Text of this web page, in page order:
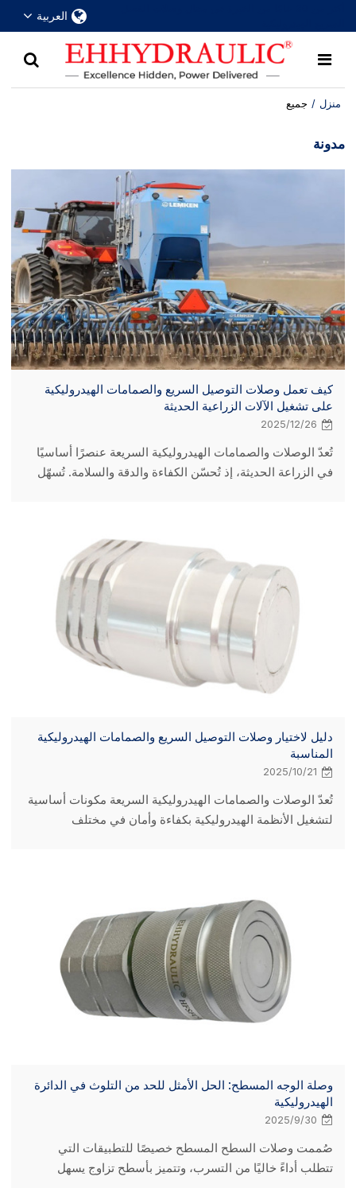
العربية
منزل / جميع
مدونة
كيف تعمل وصلات التوصيل السريع والصمامات الهيدروليكية
على تشغيل الآلات الزراعية الحديثة
2025/12/26
تُعدّ الوصلات والصمامات الهيدروليكية السريعة عنصرًا أساسيًا
في الزراعة الحديثة، إذ تُحسّن الكفاءة والدقة والسلامة. تُسهّل
الزراعة الدقيقة مثل البذر بمعدلات متغيرة والرش الموجّه. تمنع
التصاميم المتقدمة، مثل الوصلات ذات الوجه المسطح، تسرب
السوائل وتلوثها، وهو أمر ضروري للبيئة.
دليل لاختيار وصلات التوصيل السريع والصمامات الهيدروليكية
المناسبة
2025/10/21
تُعدّ الوصلات والصمامات الهيدروليكية السريعة مكونات أساسية
لتشغيل الأنظمة الهيدروليكية بكفاءة وأمان في مختلف
تتكون من قابس ذكر ومقبس أنثى، توصيل وفصل سريعين
للخطوط الهيدروليكية دون استخدام أدوات، مع منع انسكاب
السوائل وتلوثها. المكونات الرئيسية
وصلة الوجه المسطح: الحل الأمثل للحد من التلوث في الدائرة
الهيدروليكية
2025/9/30
صُممت وصلات السطح المسطح خصيصًا للتطبيقات التي
تتطلب أداءً خاليًا من التسرب، وتتميز بأسطح تزاوج يسهل